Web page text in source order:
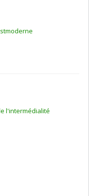
l'intermédialité